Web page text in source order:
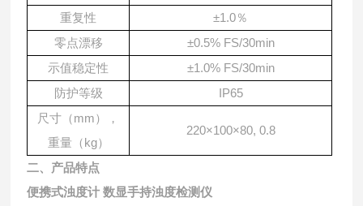
重复性
±1.0％
零点漂移
±0.5% FS/30min
示值稳定性
±1.0% FS/30min
防护等级
IP65
尺寸（mm），
重量（kg）
220×100×80, 0.8
二、产品特点
便携式浊度计 数显手持浊度检测仪